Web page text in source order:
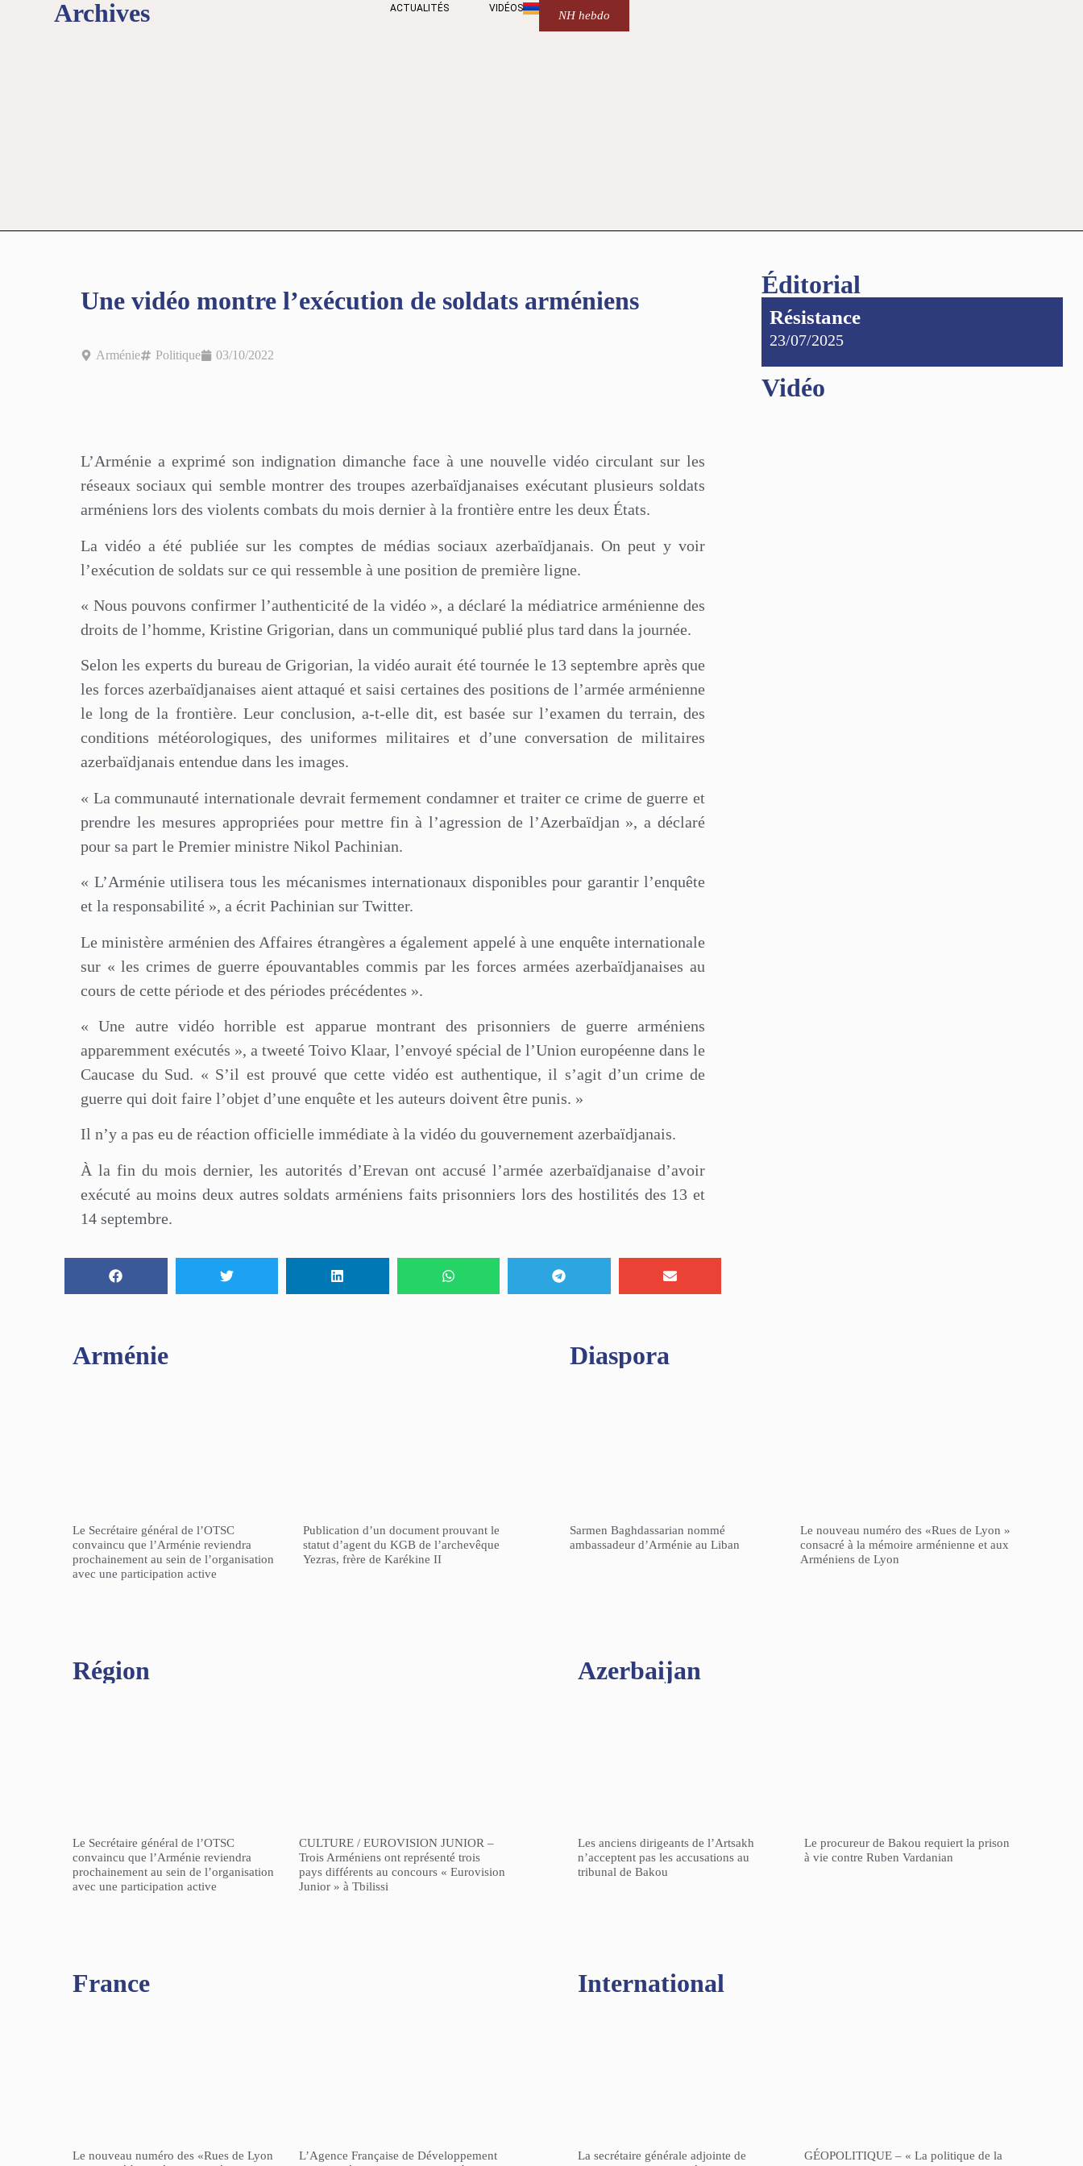
Archives ACTUALITÉS VIDÉOS
NH hebdo
Une vidéo montre l’exécution de soldats arméniens
Arménie Politique 03/10/2022
L’Arménie a exprimé son indignation dimanche face à une nouvelle vidéo circulant sur les
réseaux sociaux qui semble montrer des troupes azerbaïdjanaises exécutant plusieurs soldats
arméniens lors des violents combats du mois dernier à la frontière entre les deux États.
La vidéo a été publiée sur les comptes de médias sociaux azerbaïdjanais. On peut y voir
l’exécution de soldats sur ce qui ressemble à une position de première ligne.
« Nous pouvons confirmer l’authenticité de la vidéo », a déclaré la médiatrice arménienne des
droits de l’homme, Kristine Grigorian, dans un communiqué publié plus tard dans la journée.
Selon les experts du bureau de Grigorian, la vidéo aurait été tournée le 13 septembre après que
les forces azerbaïdjanaises aient attaqué et saisi certaines des positions de l’armée arménienne
le long de la frontière. Leur conclusion, a-t-elle dit, est basée sur l’examen du terrain, des
conditions météorologiques, des uniformes militaires et d’une conversation de militaires
azerbaïdjanais entendue dans les images.
« La communauté internationale devrait fermement condamner et traiter ce crime de guerre et
prendre les mesures appropriées pour mettre fin à l’agression de l’Azerbaïdjan », a déclaré
pour sa part le Premier ministre Nikol Pachinian.
« L’Arménie utilisera tous les mécanismes internationaux disponibles pour garantir l’enquête
et la responsabilité », a écrit Pachinian sur Twitter.
Le ministère arménien des Affaires étrangères a également appelé à une enquête internationale
sur « les crimes de guerre épouvantables commis par les forces armées azerbaïdjanaises au
cours de cette période et des périodes précédentes ».
« Une autre vidéo horrible est apparue montrant des prisonniers de guerre arméniens
apparemment exécutés », a tweeté Toivo Klaar, l’envoyé spécial de l’Union européenne dans le
Caucase du Sud. « S’il est prouvé que cette vidéo est authentique, il s’agit d’un crime de
guerre qui doit faire l’objet d’une enquête et les auteurs doivent être punis. »
Il n’y a pas eu de réaction officielle immédiate à la vidéo du gouvernement azerbaïdjanais.
À la fin du mois dernier, les autorités d’Erevan ont accusé l’armée azerbaïdjanaise d’avoir
exécuté au moins deux autres soldats arméniens faits prisonniers lors des hostilités des 13 et
14 septembre.
Éditorial
Résistance
23/07/2025
Vidéo
Arménie
Le Secrétaire général de l’OTSC
convaincu que l’Arménie reviendra
prochainement au sein de l’organisation
avec une participation active
Publication d’un document prouvant le
statut d’agent du KGB de l’archevêque
Yezras, frère de Karékine II
Diaspora
Sarmen Baghdassarian nommé
ambassadeur d’Arménie au Liban
Le nouveau numéro des «Rues de Lyon »
consacré à la mémoire arménienne et aux
Arméniens de Lyon
Région​
Le Secrétaire général de l’OTSC
convaincu que l’Arménie reviendra
prochainement au sein de l’organisation
avec une participation active
CULTURE / EUROVISION JUNIOR –
Trois Arméniens ont représenté trois
pays différents au concours « Eurovision
Junior » à Tbilissi
Azerbaijan
Les anciens dirigeants de l’Artsakh
n’acceptent pas les accusations au
tribunal de Bakou
Le procureur de Bakou requiert la prison
à vie contre Ruben Vardanian
France
Le nouveau numéro des «Rues de Lyon
L’Agence Française de Développement
International
La secrétaire générale adjointe de
GÉOPOLITIQUE – « La politique de la